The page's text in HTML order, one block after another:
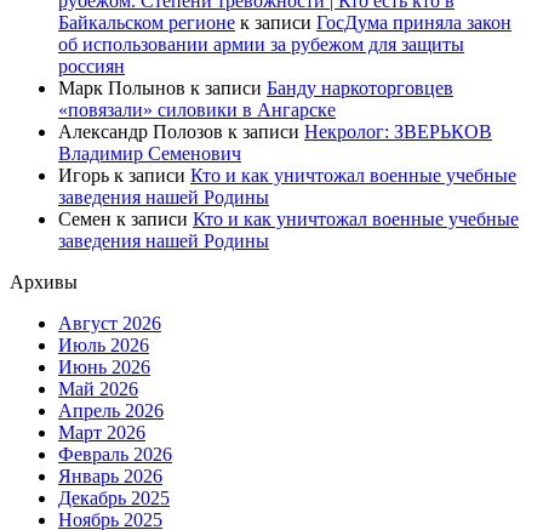
Байкальском регионе к записи ГосДума приняла закон
об использовании армии за рубежом для защиты
россиян
Марк Полынов к записи Банду наркоторговцев
«повязали» силовики в Ангарске
Александр Полозов к записи Некролог: ЗВЕРЬКОВ
Владимир Семенович
Игорь к записи Кто и как уничтожал военные учебные
заведения нашей Родины
Семен к записи Кто и как уничтожал военные учебные
заведения нашей Родины
Архивы
Август 2026
Июль 2026
Июнь 2026
Май 2026
Апрель 2026
Март 2026
Февраль 2026
Январь 2026
Декабрь 2025
Ноябрь 2025